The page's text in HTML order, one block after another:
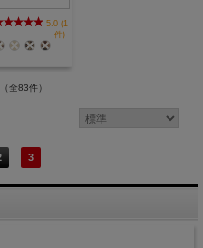
5.0 (1
件)
（全83件）
3